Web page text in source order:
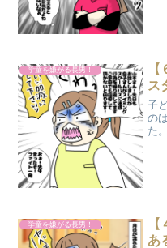
学童を嫌がる長男！
ス
子
の
た。
学童を嫌がる長男！
あ